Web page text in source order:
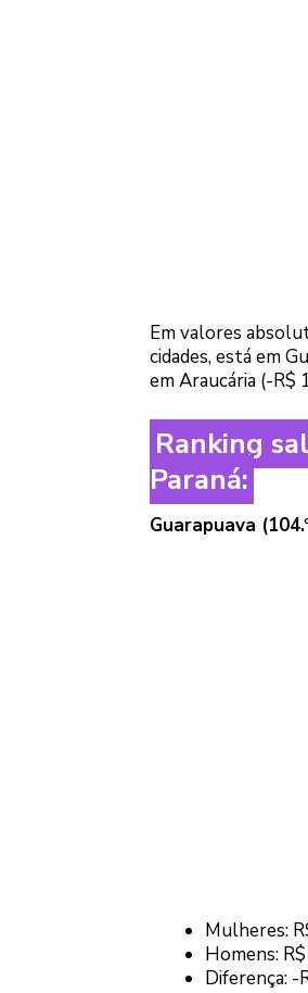
Em valores
cidades, está em
em Araucária (-R$
Ranking
Paraná:
Guarapuava
Mulheres:
Homens:
Diferença: -